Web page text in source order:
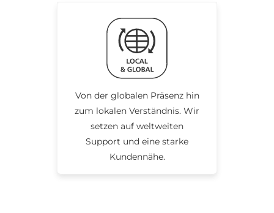
Von der globalen Präsenz hin
zum lokalen Verständnis. Wir
setzen auf weltweiten
Support und eine starke
Kundennähe.